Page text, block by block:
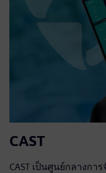
CAST
CAST เป็นศูนย์กลางก